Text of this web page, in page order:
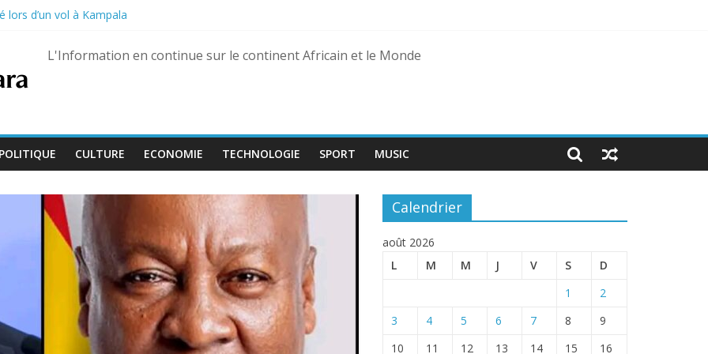
d’un vol à Kampala
des FSR retrouvé à Dubaï
Fily Sissoko – dix ans de réclusion confirmés
avec l’arrivée de quatre magistrats, dont un juge aguerri de Gagal
L'Information en continue sur le continent Africain et le Monde
POLITIQUE CULTURE ECONOMIE TECHNOLOGIE SPORT MUSIC
Calendrier
août 2026
L
M M J V S D
1
2
3
4 5 6 7 8
9
10
11 12 13 14 15
16